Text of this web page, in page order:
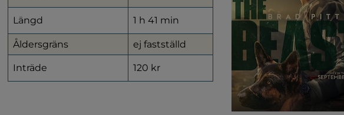
Längd 1 h 41 min
Åldersgräns ej fastställd
Inträde 120 kr